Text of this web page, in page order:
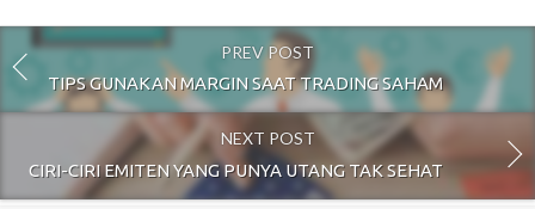
PREV POST
TIPS GUNAKAN MARGIN SAAT TRADING SAHAM
NEXT POST
CIRI-CIRI EMITEN YANG PUNYA UTANG TAK SEHAT